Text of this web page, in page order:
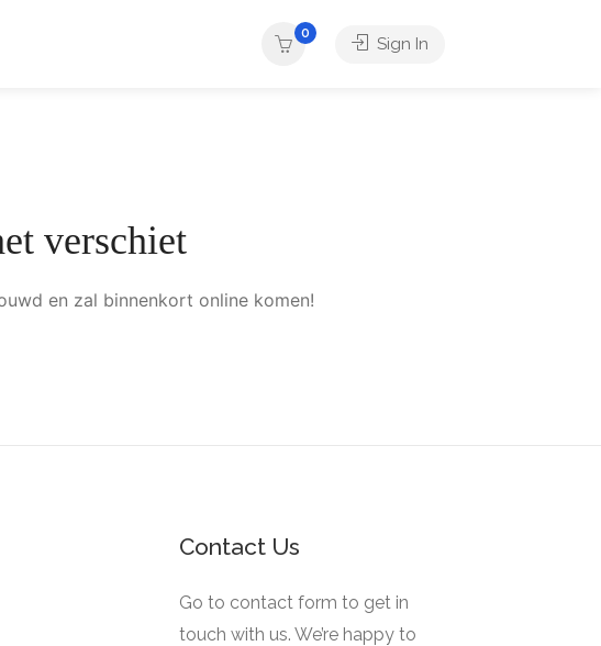
0
Sign In
verschiet
en zal binnenkort online komen!
Contact Us
Go to contact form to get in
touch with us. We’re happy to